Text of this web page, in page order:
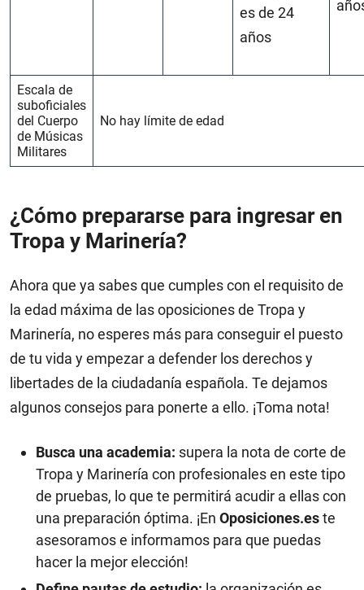
es de 24
años
Escala de
suboficiales
del Cuerpo
de Músicas
Militares
No hay límite de edad
¿Cómo prepararse para ingresar en
Tropa y Marinería?
Ahora que ya sabes que cumples con el requisito de
la edad máxima de las oposiciones de Tropa y
Marinería, no esperes más para conseguir el puesto
de tu vida y empezar a defender los derechos y
libertades de la ciudadanía española. Te dejamos
algunos consejos para ponerte a ello. ¡Toma nota!
Busca una academia: supera la nota de corte de
Tropa y Marinería con profesionales en este tipo
de pruebas, lo que te permitirá acudir a ellas con
una preparación óptima. ¡En Oposiciones.este
asesoramos e informamos para que puedas
hacer la mejor elección!